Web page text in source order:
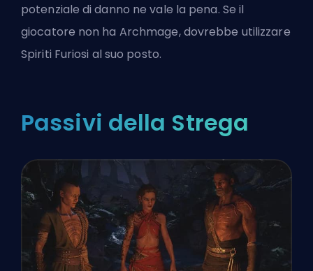
potenziale di danno ne vale la pena. Se il
giocatore non ha Archmage, dovrebbe utilizzare
Spiriti Furiosi al suo posto.
Passivi della Strega